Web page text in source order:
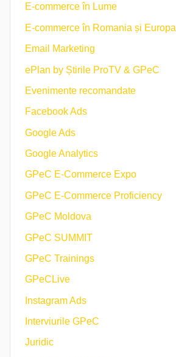
E-commerce în Lume
E-commerce în Romania și Europa
Email Marketing
ePlan by Știrile ProTV & GPeC
Evenimente recomandate
Facebook Ads
Google Ads
Google Analytics
GPeC E-Commerce Expo
GPeC E-Commerce Proficiency
GPeC Moldova
GPeC SUMMIT
GPeC Trainings
GPeCLive
Instagram Ads
Interviurile GPeC
Juridic